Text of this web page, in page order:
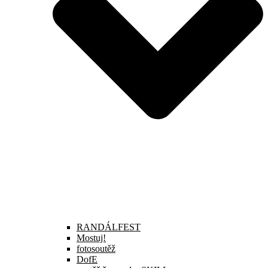
RANDÁLFEST
Mostuj!
fotosoutěž
DofE